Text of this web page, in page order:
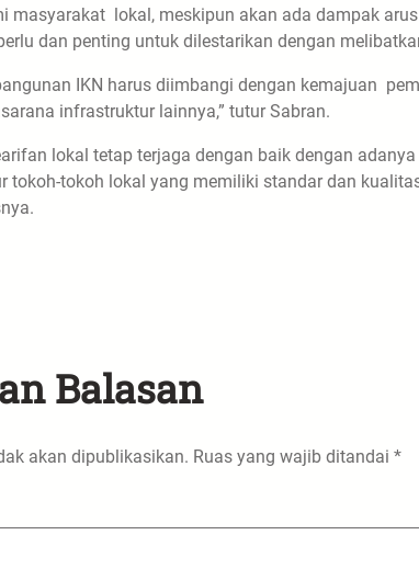
masyarakat lokal, meskipun akan ada dampak
dan penting untuk dilestarikan dengan
IKN harus diimbangi dengan kemajuan
infrastruktur lainnya,” tutur Sabran.
lokal tetap terjaga dengan baik dengan
tokoh-tokoh lokal yang memiliki standar dan
Balasan
akan dipublikasikan. Ruas yang wajib ditandai *